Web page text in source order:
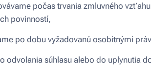
počas trvania zmluvného
povinností,
po dobu vyžadovanú osobitnými
odvolania súhlasu alebo do uplynutia